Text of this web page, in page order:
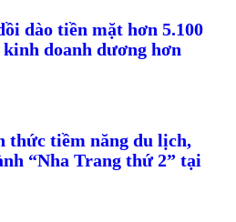
dào tiền mặt hơn 5.100
doanh dương hơn
thức tiềm năng du lịch,
“Nha Trang thứ 2” tại